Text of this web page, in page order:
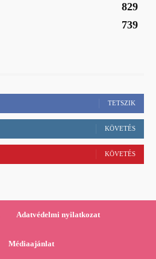
829
739
TETSZIK
KÖVETÉS
KÖVETÉS
Adatvédelmi nyilatkozat
Médiaajánlat